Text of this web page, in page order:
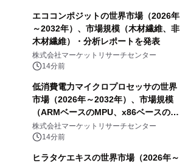
エココンポジットの世界市場（2026年
～2032年）、市場規模（木材繊維、非
木材繊維）・分析レポートを発表
株式会社マーケットリサーチセンター
14分前
低消費電力マイクロプロセッサの世界
市場（2026年～2032年）、市場規模
（ARMベースのMPU、x86ベースの
MPU）・分析レポートを発表
株式会社マーケットリサーチセンター
14分前
ヒラタケエキスの世界市場（2026年～